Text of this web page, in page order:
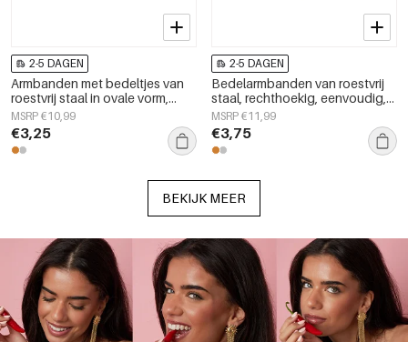
2-5 DAGEN
Armbanden met bedeltjes van
roestvrij staal in ovale vorm,
eenvoudige serie voor dagelijks
gebruik, damessieraden
MSRP €10,99
€3,25
2-5 DAGEN
Bedelarmbanden van roestvrij
staal, rechthoekig, eenvoudig,
geschikt voor dagelijks gebruik,
Simple Series, damessieraden
MSRP €11,99
€3,75
BEKIJK MEER